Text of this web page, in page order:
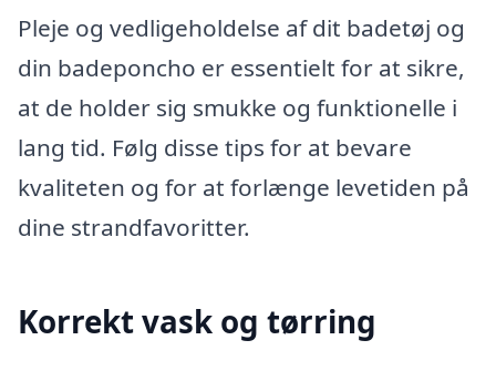
Pleje og vedligeholdelse af dit badetøj og
din badeponcho er essentielt for at sikre,
at de holder sig smukke og funktionelle i
lang tid. Følg disse tips for at bevare
kvaliteten og for at forlænge levetiden på
dine strandfavoritter.
Korrekt vask og tørring